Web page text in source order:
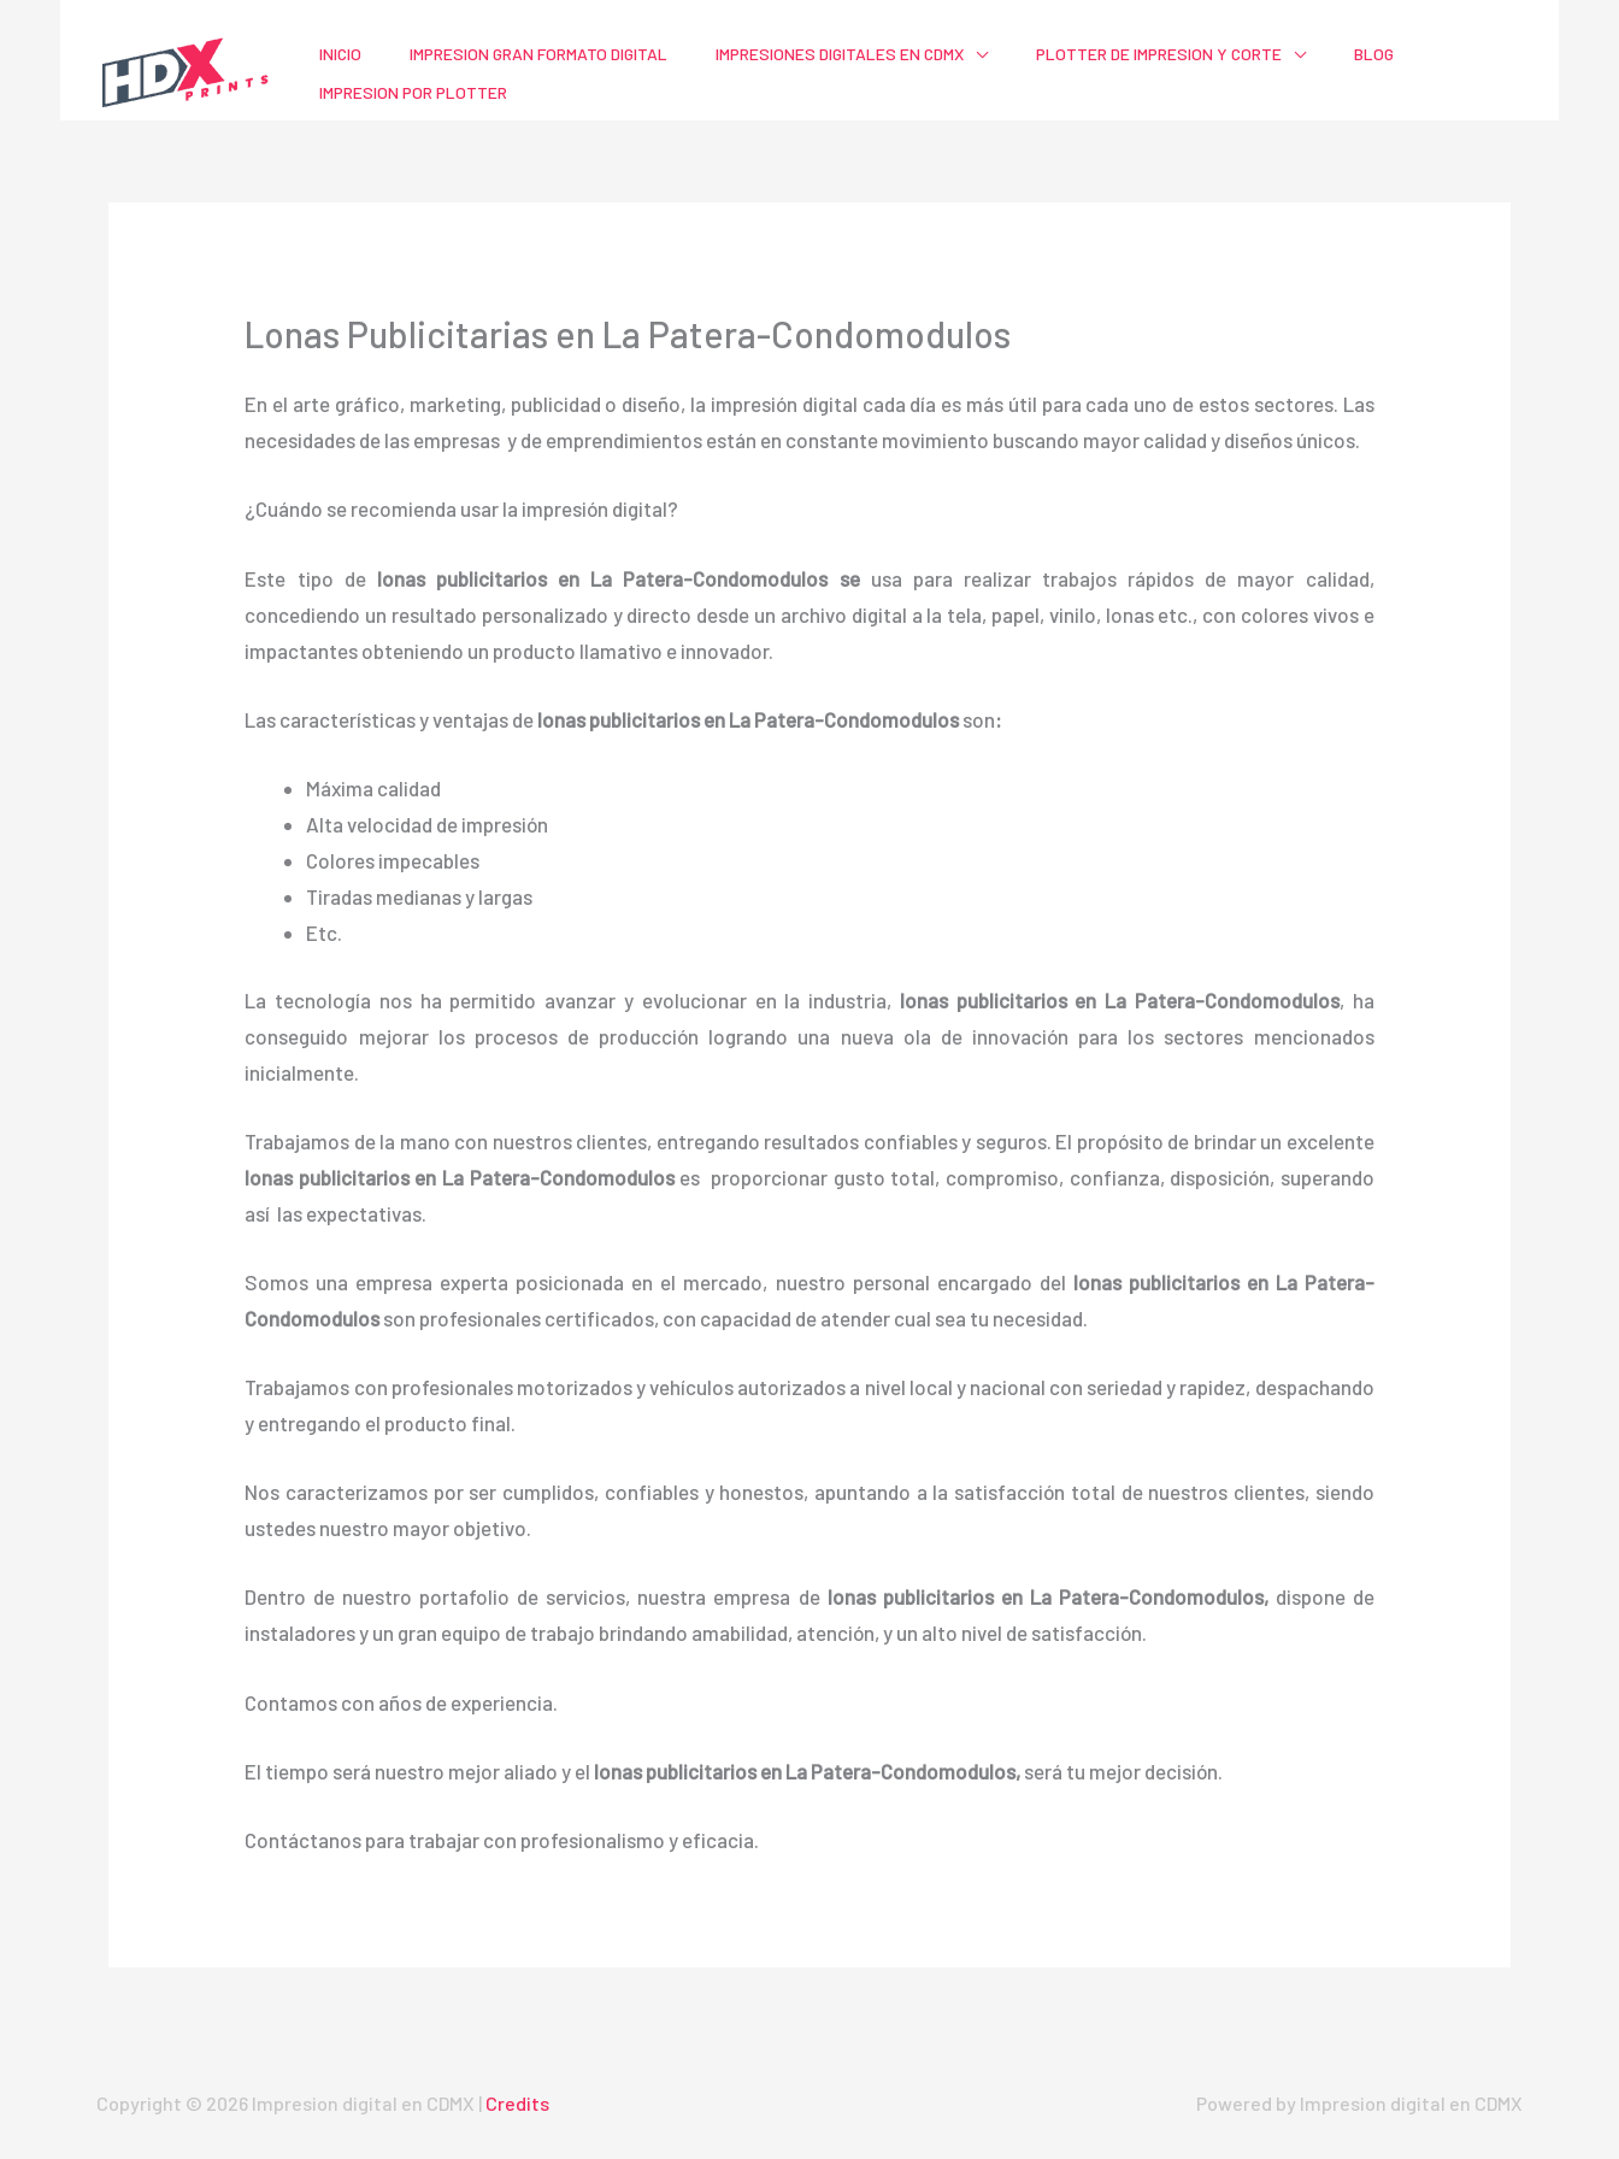
contenido
INICIO IMPRESION GRAN FORMATO DIGITAL IMPRESIONES DIGITALES EN CDMX PLOTTER DE IMPRESION Y CORTE
BLOG
IMPRESION POR PLOTTER
Lonas Publicitarias en La Patera-Condomodulos
En el arte gráfico, marketing, publicidad o diseño, la impresión digital cada día es más útil para cada uno de estos sectores. Las
necesidades de las empresas y de emprendimientos están en constante movimiento buscando mayor calidad y diseños únicos.
¿Cuándo se recomienda usar la impresión digital?
Este tipo de lonas publicitarios en La Patera-Condomodulos seusa para realizar trabajos rápidos de mayor calidad,
concediendo un resultado personalizado y directo desde un archivo digital a la tela, papel, vinilo, lonas etc., con colores vivos e
impactantes obteniendo un producto llamativo e innovador.
Las características y ventajas de lonaspublicitariosen La Patera-Condomodulosson:
Máxima calidad
Alta velocidad de impresión
Colores impecables
Tiradas medianas y largas
Etc.
La tecnología nos ha permitido avanzar y evolucionar en la industria, lonaspublicitariosen La Patera-Condomodulos, ha
conseguido mejorar los procesos de producción logrando una nueva ola de innovación para los sectores mencionados
inicialmente.
Trabajamos de la mano con nuestros clientes, entregando resultados confiables y seguros. El propósito de brindar un excelente
lonaspublicitariosen La Patera-Condomodulos es proporcionar gusto total, compromiso, confianza, disposición, superando
así las expectativas.
Somos una empresa experta posicionada en el mercado, nuestro personal encargado del lonaspublicitariosen La Patera-
Condomodulosson profesionales certificados, con capacidad de atender cual sea tu necesidad.
Trabajamos con profesionales motorizados y vehículos autorizados a nivel local y nacional con seriedad y rapidez, despachando
y entregando el producto final.
Nos caracterizamos por ser cumplidos, confiables y honestos, apuntando a la satisfacción total de nuestros clientes, siendo
ustedes nuestro mayor objetivo.
Dentro de nuestro portafolio de servicios, nuestra empresa de lonaspublicitariosen La Patera-Condomodulos,dispone de
instaladores y un gran equipo de trabajo brindando amabilidad, atención, y un alto nivel de satisfacción.
Contamos con años de experiencia.
El tiempo será nuestro mejor aliado y el lonaspublicitariosen La Patera-Condomodulos, será tu mejor decisión.
Contáctanos para trabajar con profesionalismo y eficacia.
Copyright © 2026 Impresion digital en CDMX | Credits Powered by Impresion digital en CDMX